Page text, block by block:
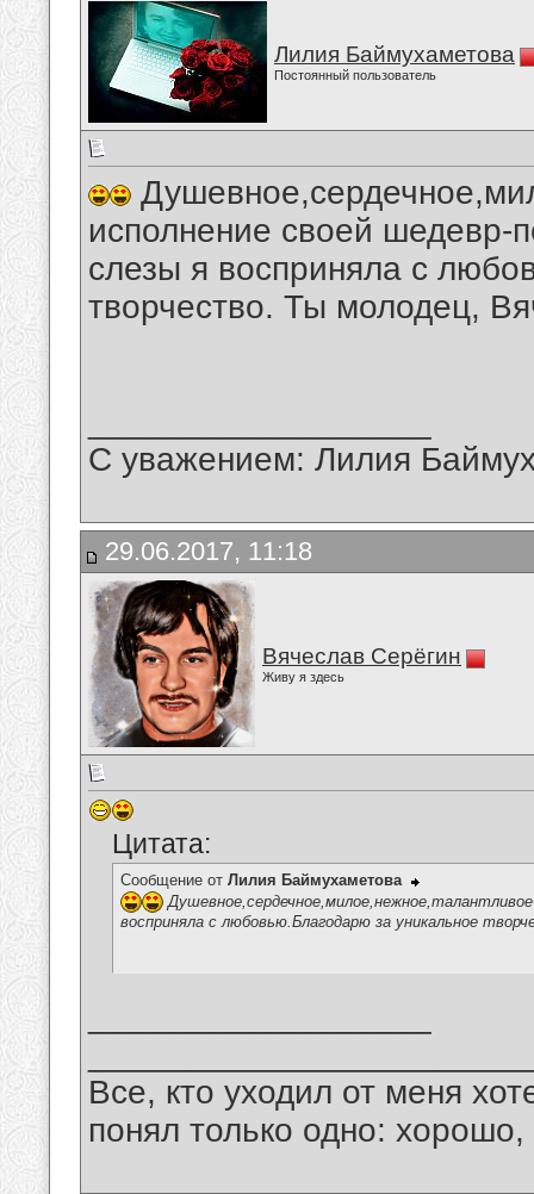
Лилия Баймухаметова
Постоянный пользователь
исполнение своей
слезы я восприняла с
творчество. Ты молодец,
С уважением: Лилия
29.06.2017, 11:18
Вячеслав Серёгин
Живу я здесь
Цитата:
Сообщение от Лилия Баймухаметова
восприняла с любовью.Благодарю за уникальное
Все, кто уходил от меня
понял только одно: